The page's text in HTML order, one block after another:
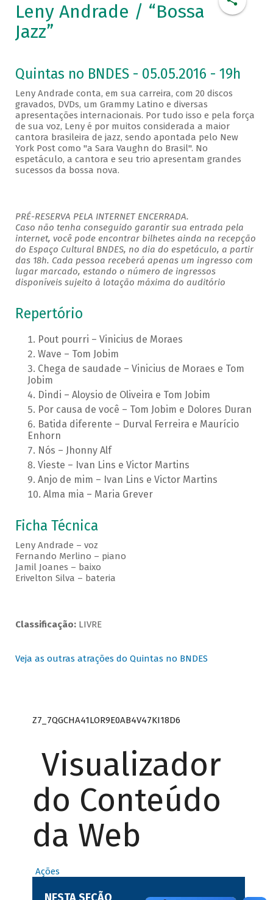
Leny Andrade / “Bossa
Jazz”
Quintas no BNDES - 05.05.2016 - 19h
Leny Andrade conta, em sua carreira, com 20 discos
gravados, DVDs, um Grammy Latino e diversas
apresentações internacionais. Por tudo isso e pela força
de sua voz, Leny é por muitos considerada a maior
cantora brasileira de jazz, sendo apontada pelo New
York Post como "a Sara Vaughn do Brasil". No
espetáculo, a cantora e seu trio apresentam grandes
sucessos da bossa nova.
PRÉ-RESERVA PELA INTERNET ENCERRADA.
Caso não tenha conseguido garantir sua entrada pela
internet, você pode encontrar bilhetes ainda na recepção
do Espaço Cultural BNDES, no dia do espetáculo, a partir
das 18h. Cada pessoa receberá apenas um ingresso com
lugar marcado, estando o número de ingressos
disponíveis sujeito à lotação máxima do auditório
Repertório
Pout pourri – Vinicius de Moraes
Wave – Tom Jobim
Chega de saudade – Vinicius de Moraes e Tom
Jobim
Dindi – Aloysio de Oliveira e Tom Jobim
Por causa de você – Tom Jobim e Dolores Duran
Batida diferente – Durval Ferreira e Maurício
Enhorn
Nós – Jhonny Alf
Vieste – Ivan Lins e Victor Martins
Anjo de mim – Ivan Lins e Victor Martins
Alma mia – Maria Grever
Ficha Técnica
Leny Andrade – voz
Fernando Merlino – piano
Jamil Joanes – baixo
Erivelton Silva – bateria
Classificação: LIVRE
Veja as outras atrações do Quintas no BNDES
Z7_7QGCHA41LOR9E0AB4V47KI18D6
Visualizador
do Conteúdo
da Web
Ações